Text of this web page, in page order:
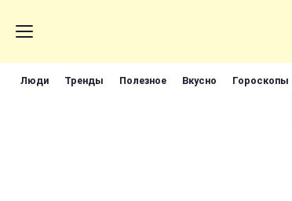
Люди Тренды Полезное Вкусно Гороскопы